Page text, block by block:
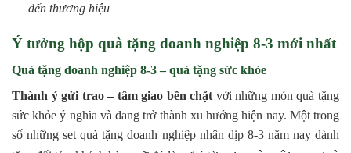
đến thương hiệu
Ý tưởng hộp quà tặng doanh nghiệp 8-3 mới nhất
Quà tặng doanh nghiệp 8-3 – quà tặng sức khỏe
Thành ý gửi trao – tâm giao bền chặt với những món quà tặng
sức khỏe ý nghĩa và đang trở thành xu hướng hiện nay. Một trong
số những set quà tặng doanh nghiệp nhân dịp 8-3 năm nay dành